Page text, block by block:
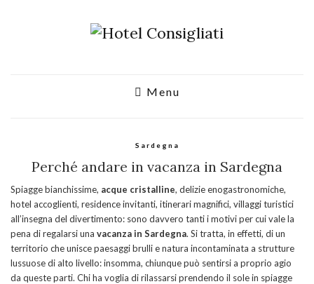
Menu
Sardegna
Perché andare in vacanza in Sardegna
Spiagge bianchissime, acque cristalline, delizie enogastronomiche,
hotel accoglienti, residence invitanti, itinerari magnifici, villaggi turistici
all’insegna del divertimento: sono davvero tanti i motivi per cui vale la
pena di regalarsi una vacanza in Sardegna. Si tratta, in effetti, di un
territorio che unisce paesaggi brulli e natura incontaminata a strutture
lussuose di alto livello: insomma, chiunque può sentirsi a proprio agio
da queste parti. Chi ha voglia di rilassarsi prendendo il sole in spiagge